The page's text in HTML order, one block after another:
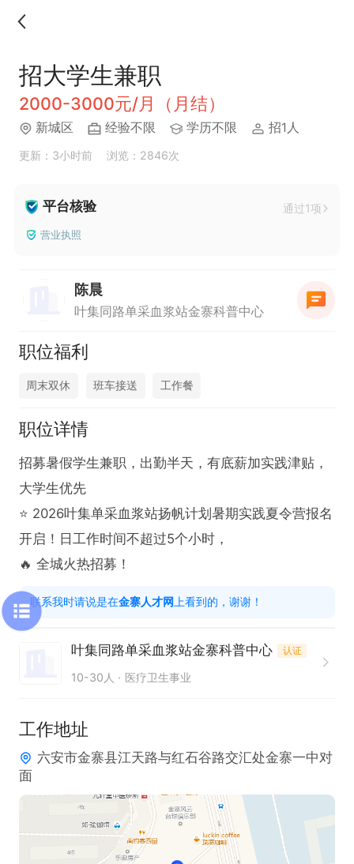
招大学生兼职
2000-3000元/月（月结）
新城区 经验不限 学历不限 招1人
更新：3小时前 浏览：2846次
平台核验 通过1项
营业执照
陈晨
叶集同路单采血浆站金寨科普中心
职位福利
周末双休 班车接送 工作餐
职位详情
招募暑假学生兼职，出勤半天，有底薪加实践津贴，
大学生优先
⭐ 2026叶集单采血浆站扬帆计划暑期实践夏令营报名
开启！日工作时间不超过5个小时，
🔥 全城火热招募！
联系我时请说是在金寨人才网 上看到的，谢谢！
叶集同路单采血浆站金寨科普中心 认证
10-30人 医疗卫生事业
工作地址
六安市金寨县江天路与红石谷路交汇处金寨一中对
面